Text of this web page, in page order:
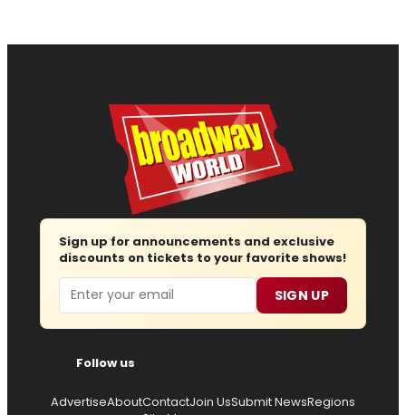
Sign up for announcements and exclusive
discounts on tickets to your favorite shows!
Email SIGN UP
Follow us
AdvertiseAboutContactJoin UsSubmit NewsRegions